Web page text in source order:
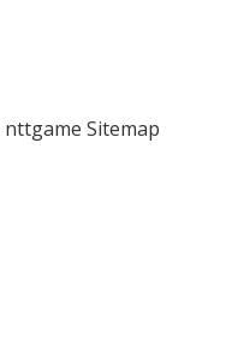
nttgame Sitemap